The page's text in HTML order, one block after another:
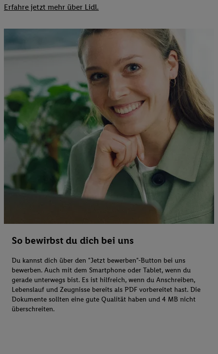
Erfahre jetzt mehr über Lidl.
So bewirbst du dich bei uns
Du kannst dich über den "Jetzt bewerben"-Button bei uns
bewerben. Auch mit dem Smartphone oder Tablet, wenn du
gerade unterwegs bist. Es ist hilfreich, wenn du Anschreiben,
Lebenslauf und Zeugnisse bereits als PDF vorbereitet hast. Die
Dokumente sollten eine gute Qualität haben und 4 MB nicht
überschreiten.